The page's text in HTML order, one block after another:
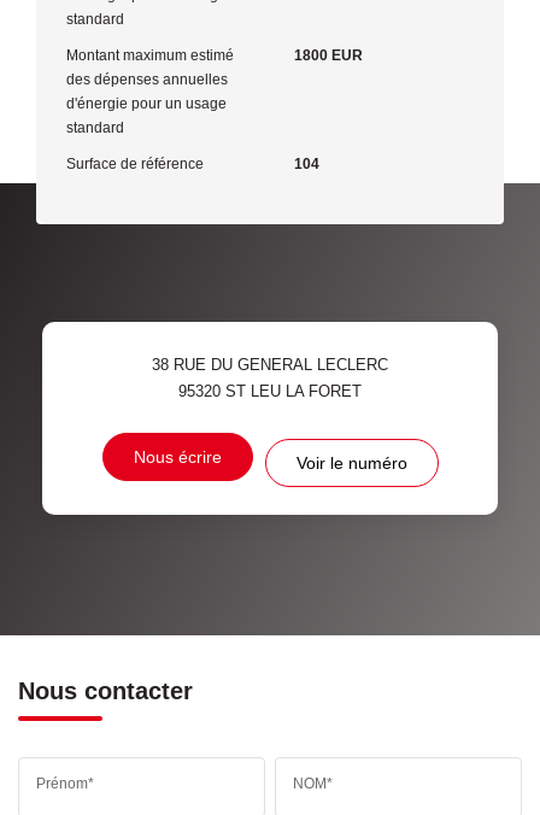
standard
Montant maximum estimé
des dépenses annuelles
d'énergie pour un usage
standard
1800 EUR
Surface de référence 104
38 RUE DU GENERAL LECLERC
95320 ST LEU LA FORET
Nous écrire Voir le numéro
Nous contacter
Prénom* NOM*